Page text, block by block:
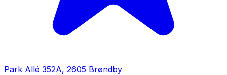
Park Allé 352A, 2605 Brøndby